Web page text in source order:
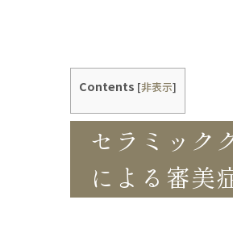
Contents [非表示]
セラミック
による審美